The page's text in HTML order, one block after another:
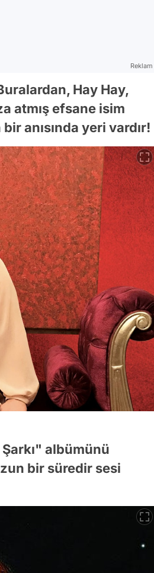
Reklam
Hay Hay,
atmış efsane isim
anısında yeri vardır!
albümünü
bir süredir sesi